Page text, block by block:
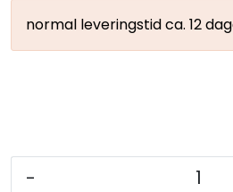
normal leveringstid ca. 12
-